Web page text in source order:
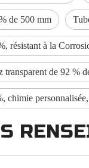
de 500 mm
résistant à la
transparent de 92 %
chimie